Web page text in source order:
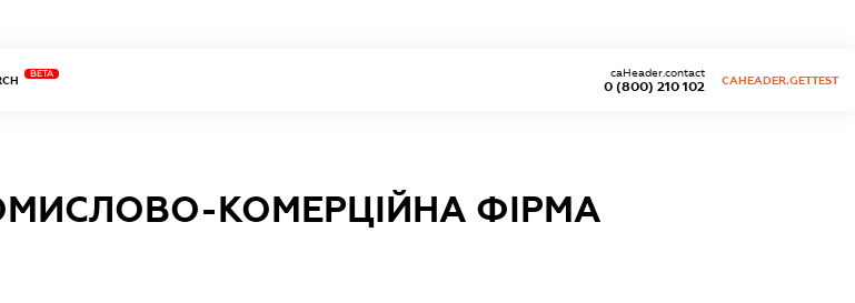
BETA
0 (800) 210 102
caHeader.contact
CAHEADER.GETTEST
КОМЕРЦІЙНА ФІРМА